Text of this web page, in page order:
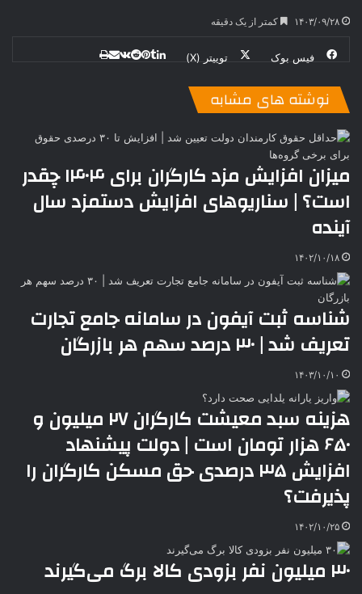
۱۴۰۳/۰۹/۲۸ کمتر از یک دقیقه
فیس بوک توییتر (X)
ر
ت
ت
k
e
ه
نوشته های مشابه
میزان افزایش مزد کارگران برای ۱۴۰۴ چقدر
است؟ | سناریوهای افزایش دستمزد سال
آینده
۱۴۰۲/۱۰/۱۸
شناسه ثبت آیفون در سامانه جامع تجارت
تعریف شد | ٣٠ درصد سهم هر بازرگان
۱۴۰۳/۱۰/۱۰
هزینه سبد معیشت کارگران ۲۷ میلیون و
۶۵۰ هزار تومان است | دولت پیشنهاد
افزایش ۳۵ درصدی حق مسکن کارگران را
پذیرفت؟
۱۴۰۲/۱۰/۲۵
۳۰ میلیون نفر بزودی کالا برگ می‌گیرند